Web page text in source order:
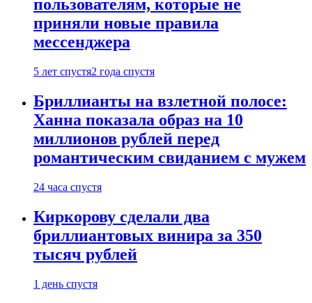
пользователям, которые не
приняли новые правила
мессенджера
5 лет спустя2 года спустя
Бриллианты на взлетной полосе:
Ханна показала образ на 10
миллионов рублей перед
романтическим свиданием с мужем
24 часа спустя
Киркорову сделали два
бриллиантовых винира за 350
тысяч рублей
1 день спустя